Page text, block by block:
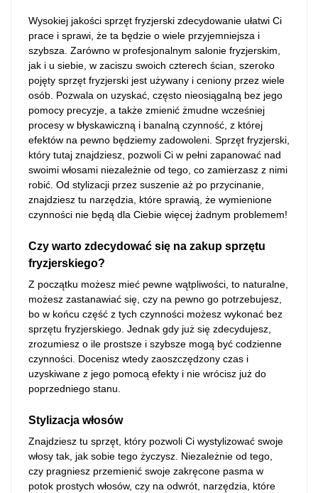
Wysokiej jakości sprzęt fryzjerski zdecydowanie ułatwi Ci
prace i sprawi, że ta będzie o wiele przyjemniejsza i
szybsza. Zarówno w profesjonalnym salonie fryzjerskim,
jak i u siebie, w zaciszu swoich czterech ścian, szeroko
pojęty sprzęt fryzjerski jest używany i ceniony przez wiele
osób. Pozwala on uzyskać, często nieosiągalną bez jego
pomocy precyzje, a także zmienić żmudne wcześniej
procesy w błyskawiczną i banalną czynność, z której
efektów na pewno będziemy zadowoleni. Sprzęt fryzjerski,
który tutaj znajdziesz, pozwoli Ci w pełni zapanować nad
swoimi włosami niezależnie od tego, co zamierzasz z nimi
robić. Od stylizacji przez suszenie aż po przycinanie,
znajdziesz tu narzędzia, które sprawią, że wymienione
czynności nie będą dla Ciebie więcej żadnym problemem!
Czy warto zdecydować się na zakup sprzętu
fryzjerskiego?
Z początku możesz mieć pewne wątpliwości, to naturalne,
możesz zastanawiać się, czy na pewno go potrzebujesz,
bo w końcu część z tych czynności możesz wykonać bez
sprzętu fryzjerskiego. Jednak gdy już się zdecydujesz,
zrozumiesz o ile prostsze i szybsze mogą być codzienne
czynności. Docenisz wtedy zaoszczędzony czas i
uzyskiwane z jego pomocą efekty i nie wrócisz już do
poprzedniego stanu.
Stylizacja włosów
Znajdziesz tu sprzęt, który pozwoli Ci wystylizować swoje
włosy tak, jak sobie tego życzysz. Niezależnie od tego,
czy pragniesz przemienić swoje zakręcone pasma w
potok prostych włosów, czy na odwrót, narzędzia, które